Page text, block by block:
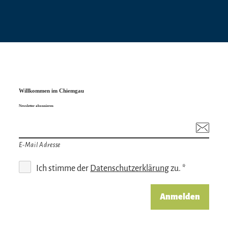
Willkommen im Chiemgau
Newsletter abonnieren
E-Mail Adresse
Ich stimme der Datenschutzerklärungzu. *
Anmelden